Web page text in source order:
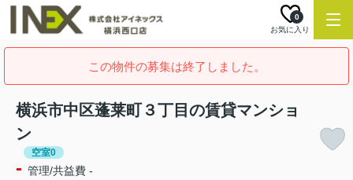
お気に入り
0
この物件の募集は終了しました。
横浜市中区蓬莱町３丁目の賃貸マンショ
ン
空室0
- 管理/共益費 -